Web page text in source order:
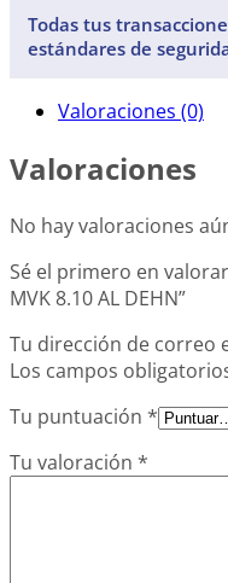
Todas tus
estándares de
Valoraciones (0)
Valoraciones
No hay valoraciones
Sé el primero en valorar
MVK 8.10 AL DEHN”
Tu dirección de correo
Los campos
Tu puntuación *
Tu valoración *